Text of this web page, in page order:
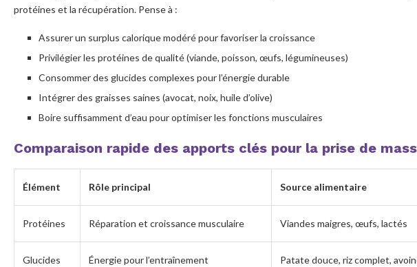
protéines et la récupération. Pense à :
Assurer un surplus calorique modéré pour favoriser la croissance
Privilégier les protéines de qualité (viande, poisson, œufs, légumineuses)
Consommer des glucides complexes pour l’énergie durable
Intégrer des graisses saines (avocat, noix, huile d’olive)
Boire suffisamment d’eau pour optimiser les fonctions musculaires
Comparaison rapide des apports clés pour la prise de
Élément Rôle principal Source alimentaire
Protéines Réparation et croissance musculaire Viandes maigres, œufs, lactés
Glucides Énergie pour l’entraînement Patate douce, riz complet,